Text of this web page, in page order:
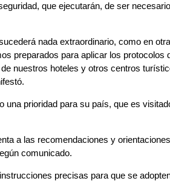
que ejecutarán, de ser
nada extraordinario, como en
preparados para aplicar los protocolos
nuestros hoteles y otros centros
una prioridad para su país, que es
a las recomendaciones y orientaciones
comunicado.
precisas para que se